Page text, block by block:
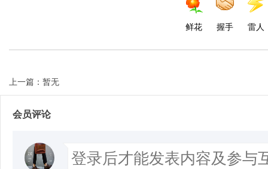
鲜花 握手 雷人
上一篇：暂无
会员评论